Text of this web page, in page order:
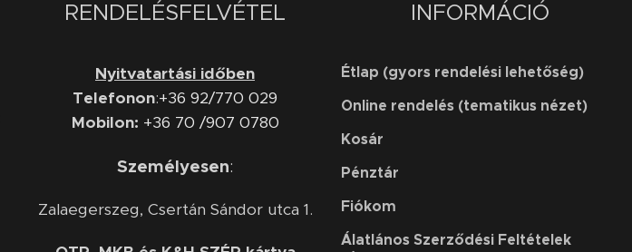
RENDELÉSFELVÉTEL
Nyitvatartási időben
Telefonon:+36 92/770 029
Mobilon: +36 70 /907 0780
Személyesen:
Zalaegerszeg, Csertán Sándor utca 1.
INFORMÁCIÓ
Étlap (gyors rendelési lehetőség)
Online rendelés (tematikus nézet)
Kosár
Pénztár
Fiókom
Álatlános Szerződési Feltételek